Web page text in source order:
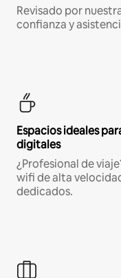
Revisado por
confianza y
Espacios ideales
digitales
¿Profesional de
wifi de alta
dedicados.